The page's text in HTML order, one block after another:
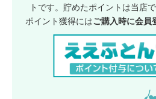
トです。貯めたポイントは当店
ポイント獲得にはご購入時に会員